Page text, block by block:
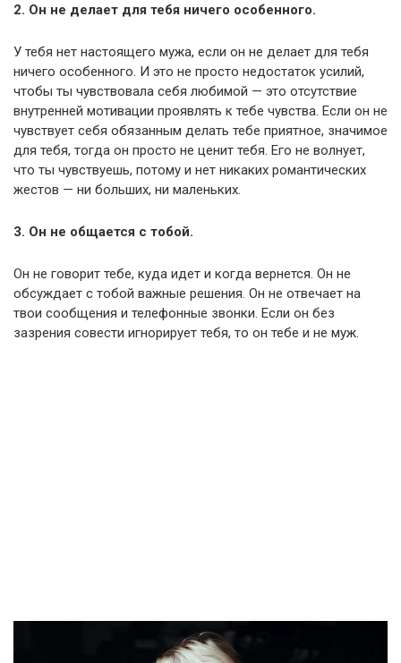
2. Он не делает для тебя ничего особенного.
У тебя нет настоящего мужа, если он не делает для тебя
ничего особенного. И это не просто недостаток усилий,
чтобы ты чувствовала себя любимой — это отсутствие
внутренней мотивации проявлять к тебе чувства. Если он не
чувствует себя обязанным делать тебе приятное, значимое
для тебя, тогда он просто не ценит тебя. Его не волнует,
что ты чувствуешь, потому и нет никаких романтических
жестов — ни больших, ни маленьких.
3. Он не общается с тобой.
Он не говорит тебе, куда идет и когда вернется. Он не
обсуждает с тобой важные решения. Он не отвечает на
твои сообщения и телефонные звонки. Если он без
зазрения совести игнорирует тебя, то он тебе и не муж.